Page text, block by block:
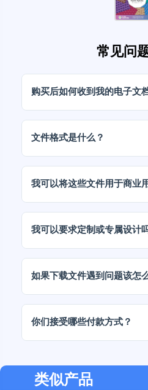
常见问
购买后如何收到我的电子文
文件格式是什么？
我可以将这些文件用于商业
我可以要求定制或专属设计
如果下载文件遇到问题该怎
你们接受哪些付款方式？
类似产品